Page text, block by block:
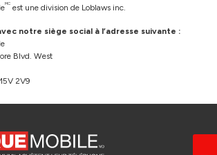
MC est une division de Loblaws inc.
notre siège social à l’adresse suivante :
Blvd. West
2V9